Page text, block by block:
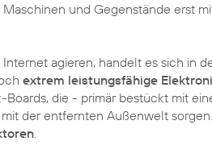
und Gegenstände erst
Internet agieren, handelt es sich in
extrem leistungsfähige
die - primär bestückt mit
der entfernten Außenwelt
.